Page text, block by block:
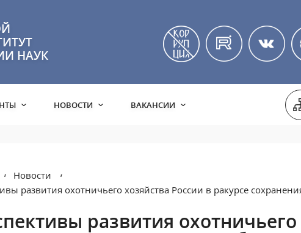
НАУК
НОВОСТИ ВАКАНСИИ
Новости
развития охотничьего хозяйства России в ракурсе
развития охотничьего